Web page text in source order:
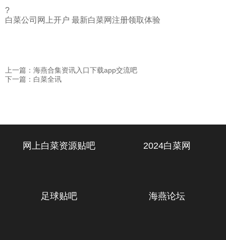
?
白菜公司网上开户 最新白菜网注册领取体验
上一篇：海燕合集资讯入口下载app交流吧
下一篇：白菜全讯
网上白菜资源贴吧 2024白菜网
足球贴吧 海燕论坛